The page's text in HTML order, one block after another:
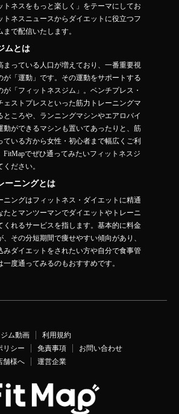
トネスをもっと楽しく」をテーマにしてお
トネスニュースからダイエットに役立つフ
で配信いたします。
ムとは
まっている人口が増えており、一番重要視
が「運動」です。その運動をサポートする
が「フィットネスジム」。ベンチプレス・
ェストプレスといった筋力トレーニングマ
ところや、ランニングマシンやエアロバイ
動ができるマシンも置いてあったりと、筋
ている方から女性・初心者まで幅広くご利
FitMapでぜひ通ってみたいフィットネスジ
ださい。
ーニングとは
ニングはフィットネス・ダイエットに精通
たとマンツーマンでダイエットやトレーニ
くれるサービスを指します。基本的に料金
その分短期間で痩せやすい傾向があり、
みダイエットをされたい方や自分で食事管
度通ってみるのもおすすめです。
ジム動画
利用規約
リシー
免責事項
お問い合わせ
舗様へ
運営企業